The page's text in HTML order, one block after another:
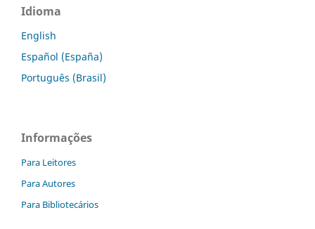
Idioma
English
Español (España)
Português (Brasil)
Informações
Para Leitores
Para Autores
Para Bibliotecários